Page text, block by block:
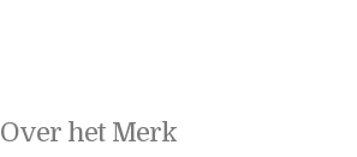
Over het Merk